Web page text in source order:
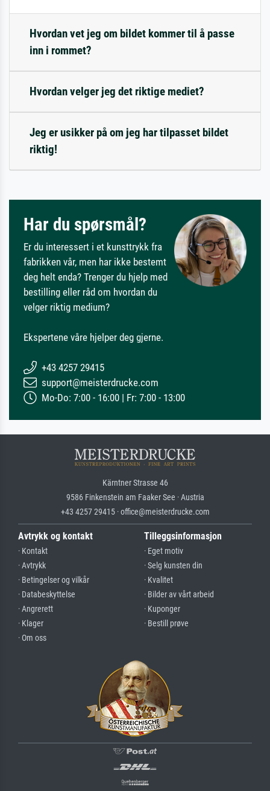
Hvordan vet jeg om bildet kommer til å passe
inn i rommet?
Hvordan velger jeg det riktige mediet?
Jeg er usikker på om jeg har tilpasset bildet
riktig!
Har du spørsmål?
Er du interessert i et kunsttrykk fra
fabrikken vår, men har ikke bestemt
deg helt enda? Trenger du hjelp med
bestilling eller råd om hvordan du
velger riktig medium?
Ekspertene våre hjelper deg gjerne.
+43 4257 29415
support@meisterdrucke.com
Mo-Do: 7:00 - 16:00 | Fr: 7:00 - 13:00
Kärntner Strasse 46
9586 Finkenstein am Faaker See · Austria
+43 4257 29415 · office@meisterdrucke.com
Avtrykk og kontakt
· Kontakt
· Avtrykk
· Betingelser og vilkår
· Databeskyttelse
· Angrerett
· Klager
· Om oss
Tilleggsinformasjon
· Eget motiv
· Selg kunsten din
· Kvalitet
· Bilder av vårt arbeid
· Kuponger
· Bestill prøve